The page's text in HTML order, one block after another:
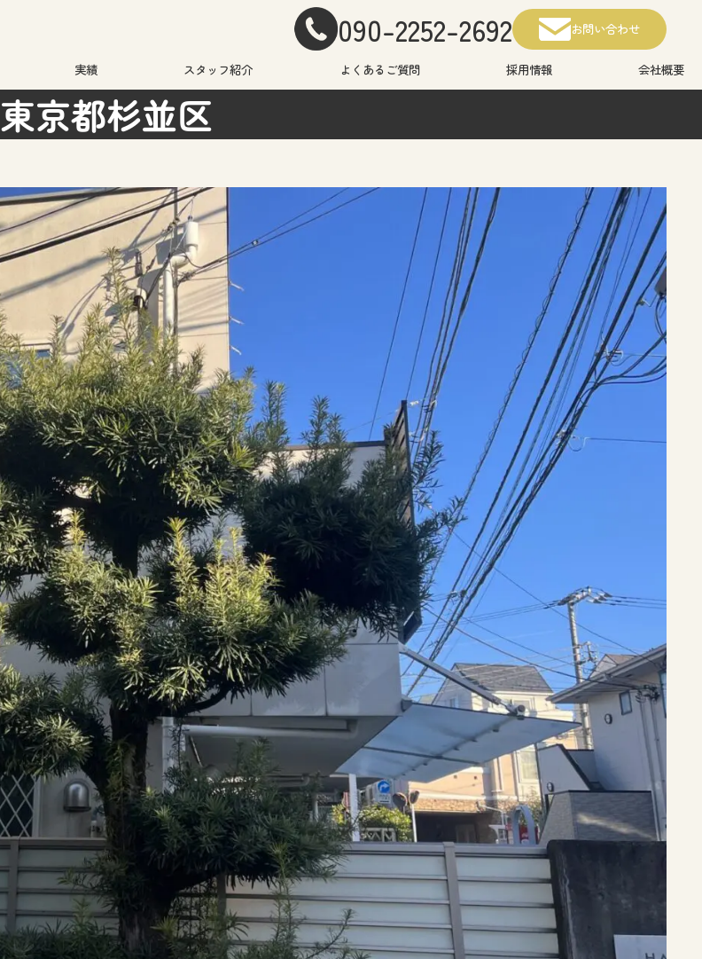
090-2252-2692 お問い合わせ
実績 スタッフ紹介 よくあるご質問 採用情報 会社概要
東京都杉並区